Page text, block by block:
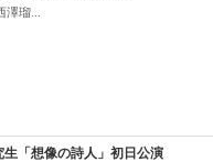
瑠...
生「想像の詩人」初日公演